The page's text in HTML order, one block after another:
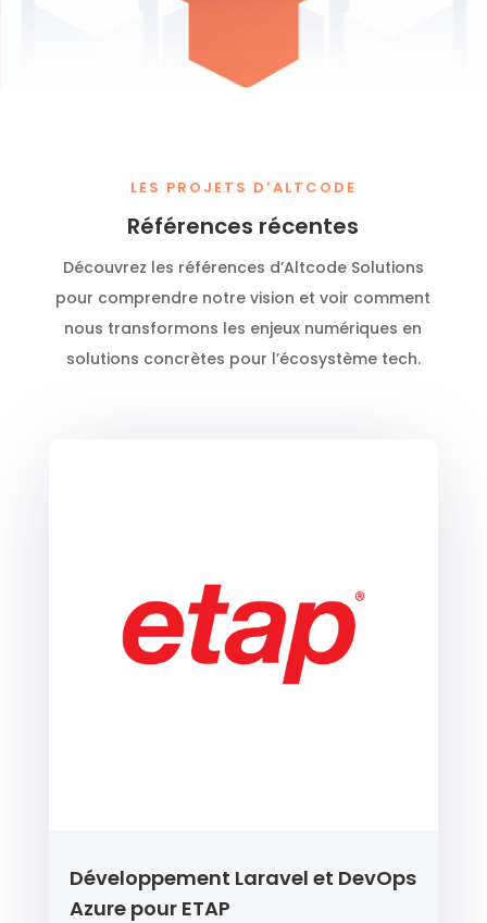
LES PROJETS D’ALTCODE
Références récentes
Découvrez les références d’Altcode Solutions
pour comprendre notre vision et voir comment
nous transformons les enjeux numériques en
solutions concrètes pour l’écosystème tech.
Développement Laravel et DevOps
Azure pour ETAP